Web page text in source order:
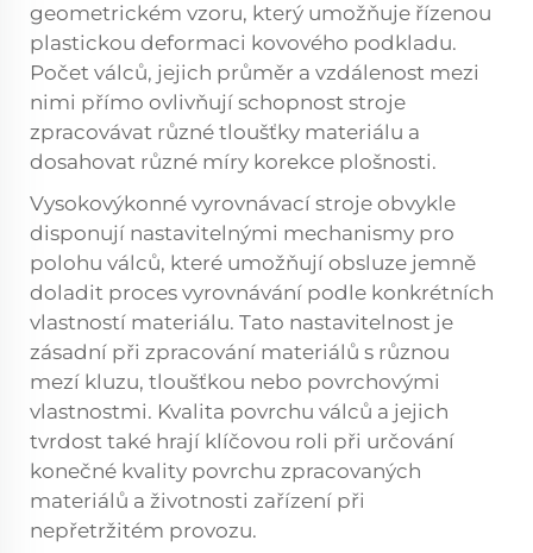
geometrickém vzoru, který umožňuje řízenou
plastickou deformaci kovového podkladu.
Počet válců, jejich průměr a vzdálenost mezi
nimi přímo ovlivňují schopnost stroje
zpracovávat různé tloušťky materiálu a
dosahovat různé míry korekce plošnosti.
Vysokovýkonné vyrovnávací stroje obvykle
disponují nastavitelnými mechanismy pro
polohu válců, které umožňují obsluze jemně
doladit proces vyrovnávání podle konkrétních
vlastností materiálu. Tato nastavitelnost je
zásadní při zpracování materiálů s různou
mezí kluzu, tloušťkou nebo povrchovými
vlastnostmi. Kvalita povrchu válců a jejich
tvrdost také hrají klíčovou roli při určování
konečné kvality povrchu zpracovaných
materiálů a životnosti zařízení při
nepřetržitém provozu.